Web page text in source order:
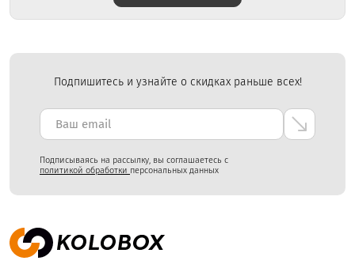
Подпишитесь и узнайте о скидках раньше всех!
Подписываясь на рассылку, вы соглашаетесь с
политикой обработки персональных данных